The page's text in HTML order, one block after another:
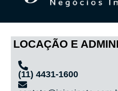
LOCAÇÃO E
(11) 4431-1600